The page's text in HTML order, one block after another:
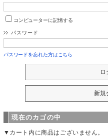
コンピューターに記憶する
パスワード
パスワードを忘れた方はこちら
現在のカゴの中
▼カート内に商品はございません。